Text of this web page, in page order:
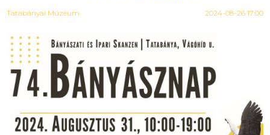
Tatabányai Múzeum 2024-08-26 17:00